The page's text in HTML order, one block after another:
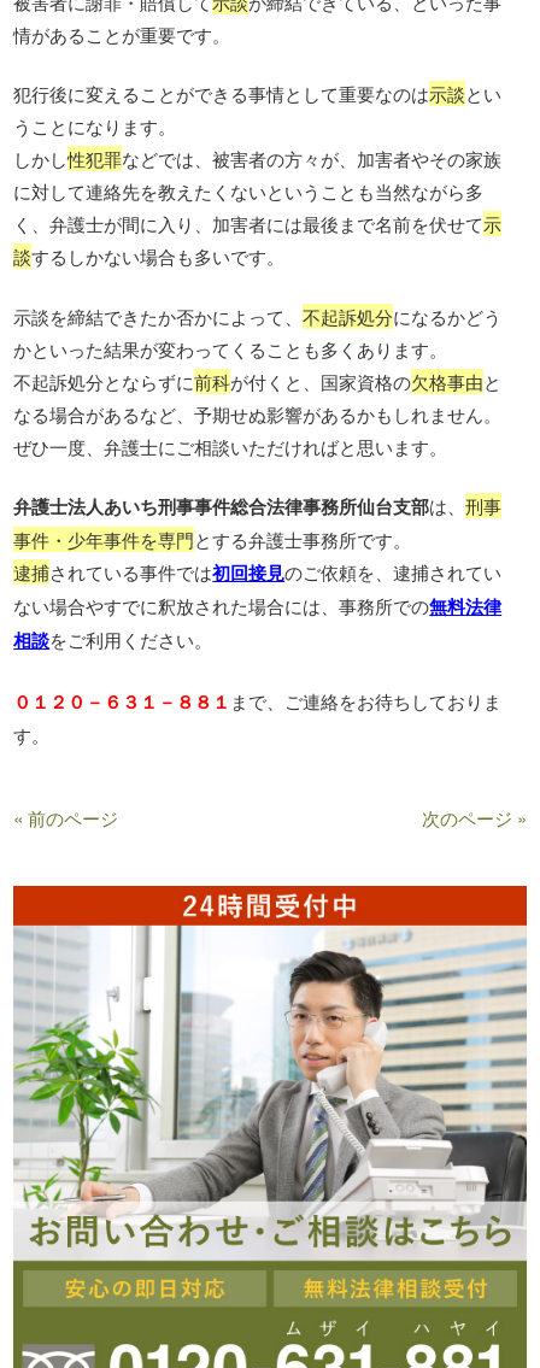
情があることが重要です。
犯行後に変えることができる事情として重要なのは示談とい
うことになります。
しかし性犯罪などでは、被害者の方々が、加害者やその家族
に対して連絡先を教えたくないということも当然ながら多
く、弁護士が間に入り、加害者には最後まで名前を伏せて示
談するしかない場合も多いです。
示談を締結できたか否かによって、不起訴処分になるかどう
かといった結果が変わってくることも多くあります。
不起訴処分とならずに前科が付くと、国家資格の欠格事由と
なる場合があるなど、予期せぬ影響があるかもしれません。
ぜひ一度、弁護士にご相談いただければと思います。
弁護士法人あいち刑事事件総合法律事務所仙台支部は、刑事
事件・少年事件を専門とする弁護士事務所です。
逮捕されている事件では初回接見のご依頼を、逮捕されてい
ない場合やすでに釈放された場合には、事務所での無料法律
相談をご利用ください。
０１２０－６３１－８８１ まで、ご連絡をお待ちしておりま
す。
« 前のページ 次のページ »